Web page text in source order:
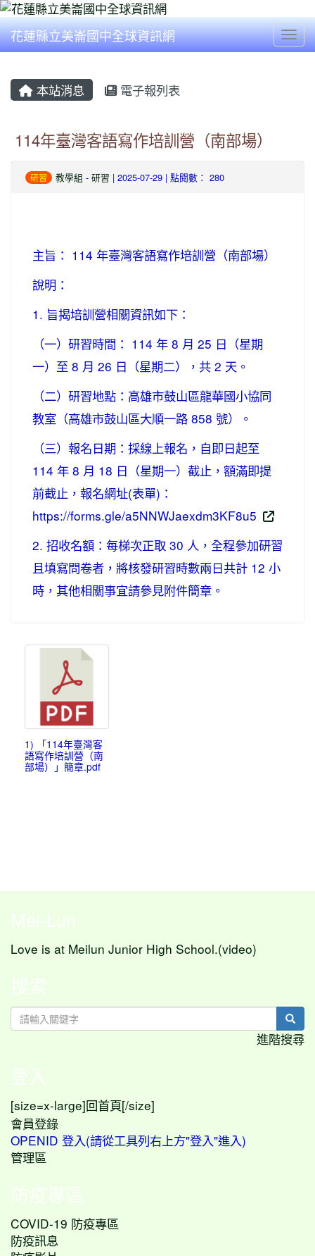
花蓮縣立美崙國中全球資訊網
本站消息 電子報列表
114年臺灣客語寫作培訓營（南部場）
研習 教學組 - 研習 | 2025-07-29 | 點閱數： 280
主旨： 114 年臺灣客語寫作培訓營（南部場）
說明：
1. 旨揭培訓營相關資訊如下：
（一）研習時間： 114 年 8 月 25 日（星期
一）至 8 月 26 日（星期二），共 2 天。
（二）研習地點：高雄市鼓山區龍華國小協同
教室（高雄市鼓山區大順一路 858 號）。
（三）報名日期：採線上報名，自即日起至
114 年 8 月 18 日（星期一）截止，額滿即提
前截止，報名網址(表單)：
https://forms.gle/a5NNWJaexdm3KF8u5
2. 招收名額：每梯次正取 30 人，全程參加研習
且填寫問卷者，將核發研習時數兩日共計 12 小
時，其他相關事宜請參見附件簡章。
1) 「114年臺灣客
語寫作培訓營（南
部場）」簡章.pdf
Mei-Lun
Love is at Meilun Junior High School.(video)
搜索
進階搜尋
登入
[size=x-large] 回首頁[/size]
會員登錄
OPENID 登入(請從工具列右上方"登入"進入)
管理區
防疫專區
COVID-19 防疫專區
防疫訊息